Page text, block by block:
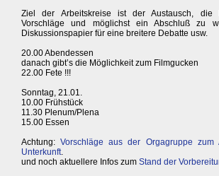
Ziel der Arbeitskreise ist der Austausch, die
Vorschläge und möglichst ein Abschluß zu
Diskussionspapier für eine breitere Debatte usw.
20.00 Abendessen
danach gibt’s die Möglichkeit zum Filmgucken
22.00 Fete !!!
Sonntag, 21.01.
10.00 Frühstück
11.30 Plenum/Plena
15.00 Essen
Achtung:Vorschläge aus der Orgagruppe
Unterkunft.
und noch aktuellere Infos zum Stand der